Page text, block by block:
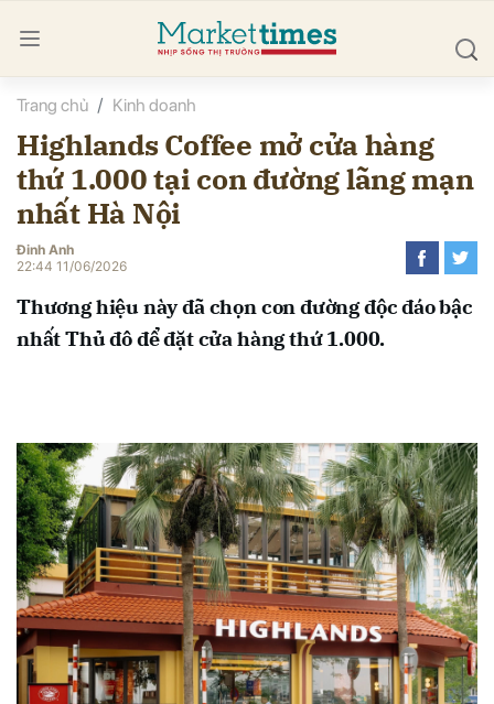
Trang chủ Kinh doanh
Highlands Coffee mở cửa hàng
thứ 1.000 tại con đường lãng mạn
nhất Hà Nội
Đinh Anh
22:44 11/06/2026
Thương hiệu này đã chọn con đường độc đáo bậc
nhất Thủ đô để đặt cửa hàng thứ 1.000.
luận